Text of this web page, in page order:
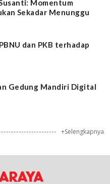
Momentum
Sekadar Menunggu
dan PKB terhadap
Gedung Mandiri Digital
+Selengkapnya